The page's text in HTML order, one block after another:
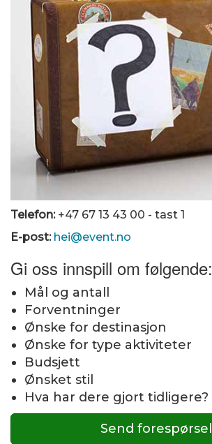
Telefon:+47 67 13 43 00 - tast 1
E-post: hei@event.no
Gi oss innspill om følgende:
Mål og antall
Forventninger
Ønske for destinasjon
Ønske for type aktiviteter
Budsjett
Ønsket stil
Hva har dere gjort tidligere?
Send forespørsel